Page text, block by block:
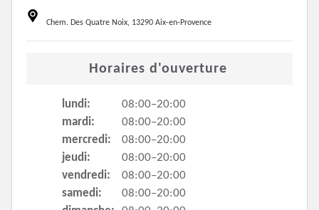
Chem. Des Quatre Noix, 13290 Aix-en-Provence
Horaires d'ouverture
lundi:
08:00–20:00
mardi:
08:00–20:00
mercredi:
08:00–20:00
jeudi:
08:00–20:00
vendredi:
08:00–20:00
samedi:
08:00–20:00